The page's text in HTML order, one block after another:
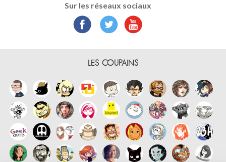
Sur les réseaux sociaux
LES COUPAINS